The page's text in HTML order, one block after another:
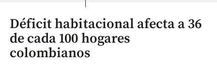
Déficit habitacional afecta a 36
de cada 100 hogares
colombianos